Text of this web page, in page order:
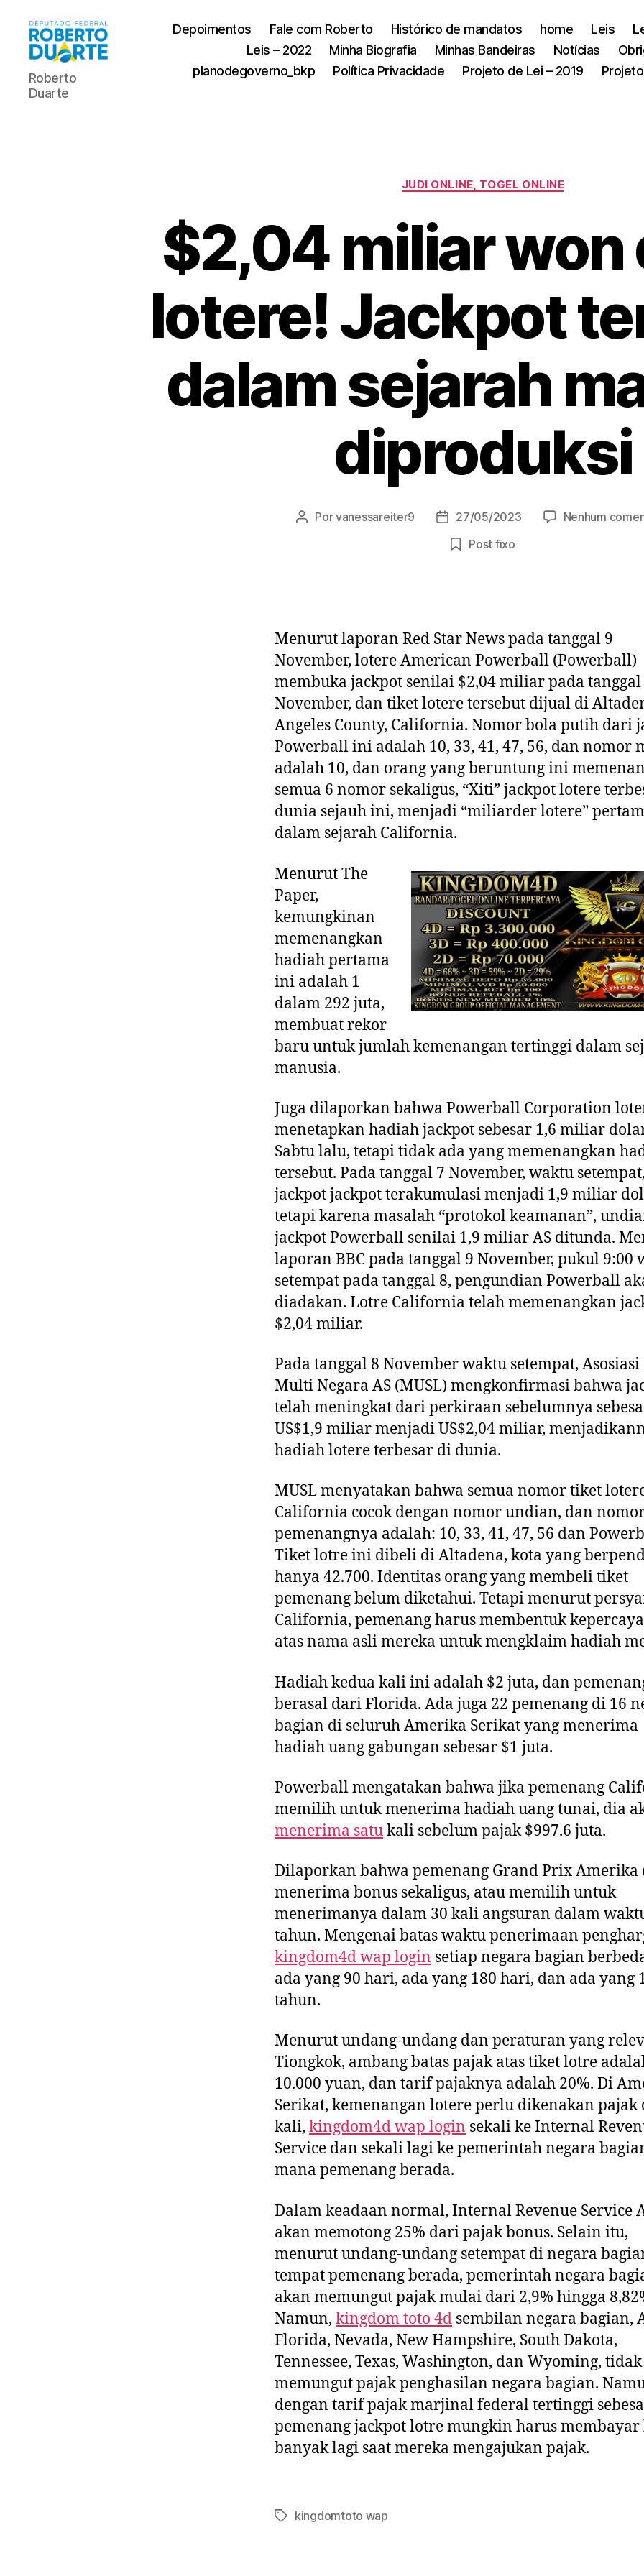
Roberto
Duarte
Roberto
Duarte
Depoimentos Fale com Roberto Histórico de mandatos home Leis
Leis – 2022
Minha Biografia Minhas Bandeiras Notícias
planodegoverno_bkp
Política Privacidade Projeto de Lei – 2019
Categorias
JUDI ONLINE, TOGEL ONLINE
$2,04 miliar won
lotere! Jackpot
dalam sejarah
diproduksi
Autor
Porvanessareiter9
Data
de
publicação
27/05/2023 Nenhum
Post fixo
Menurut laporan Red Star News pada tanggal 9
November, lotere American Powerball (Powerball)
membuka jackpot senilai $2,04 miliar pada tanggal
November, dan tiket lotere tersebut dijual di
Angeles County, California. Nomor bola putih dari
Powerball ini adalah 10, 33, 41, 47, 56, dan nomor
adalah 10, dan orang yang beruntung ini
semua 6 nomor sekaligus, “Xiti” jackpot lotere
dunia sejauh ini, menjadi “miliarder lotere”
dalam sejarah California.
Menurut The
Paper,
kemungkinan
memenangkan
hadiah pertama
ini adalah 1
dalam 292 juta,
membuat rekor
baru untuk jumlah kemenangan tertinggi dalam
manusia.
Juga dilaporkan bahwa Powerball Corporation
menetapkan hadiah jackpot sebesar 1,6 miliar
Sabtu lalu, tetapi tidak ada yang memenangkan
tersebut. Pada tanggal 7 November, waktu setempat,
jackpot jackpot terakumulasi menjadi 1,9 miliar
tetapi karena masalah “protokol keamanan”,
jackpot Powerball senilai 1,9 miliar AS ditunda.
laporan BBC pada tanggal 9 November, pukul 9:00
setempat pada tanggal 8, pengundian Powerball
diadakan. Lotre California telah memenangkan
$2,04 miliar.
Pada tanggal 8 November waktu setempat,
Multi Negara AS (MUSL) mengkonfirmasi bahwa
telah meningkat dari perkiraan sebelumnya
US$1,9 miliar menjadi US$2,04 miliar,
hadiah lotere terbesar di dunia.
MUSL menyatakan bahwa semua nomor tiket
California cocok dengan nomor undian, dan
pemenangnya adalah: 10, 33, 41, 47, 56 dan
Tiket lotre ini dibeli di Altadena, kota yang
hanya 42.700. Identitas orang yang membeli tiket
pemenang belum diketahui. Tetapi menurut
California, pemenang harus membentuk
atas nama asli mereka untuk mengklaim hadiah
Hadiah kedua kali ini adalah $2 juta, dan
berasal dari Florida. Ada juga 22 pemenang di 16
bagian di seluruh Amerika Serikat yang menerima
hadiah uang gabungan sebesar $1 juta.
Powerball mengatakan bahwa jika pemenang
memilih untuk menerima hadiah uang tunai, dia
menerima satukali sebelum pajak $997.6 juta.
Dilaporkan bahwa pemenang Grand Prix Amerika
menerima bonus sekaligus, atau memilih untuk
menerimanya dalam 30 kali angsuran dalam
tahun. Mengenai batas waktu penerimaan
kingdom4d wap login setiap negara bagian
ada yang 90 hari, ada yang 180 hari, dan ada yang
tahun.
Menurut undang-undang dan peraturan yang
Tiongkok, ambang batas pajak atas tiket lotre
10.000 yuan, dan tarif pajaknya adalah 20%. Di
Serikat, kemenangan lotere perlu dikenakan pajak
kali, kingdom4d wap login sekali ke Internal
Service dan sekali lagi ke pemerintah negara
mana pemenang berada.
Dalam keadaan normal, Internal Revenue Service
akan memotong 25% dari pajak bonus. Selain itu,
menurut undang-undang setempat di negara
tempat pemenang berada, pemerintah negara
akan memungut pajak mulai dari 2,9% hingga
Namun, kingdom toto 4d sembilan negara bagian,
Florida, Nevada, New Hampshire, South Dakota,
Tennessee, Texas, Washington, dan Wyoming, tidak
memungut pajak penghasilan negara bagian.
dengan tarif pajak marjinal federal tertinggi
pemenang jackpot lotre mungkin harus
banyak lagi saat mereka mengajukan pajak.
Tagskingdomtoto wap